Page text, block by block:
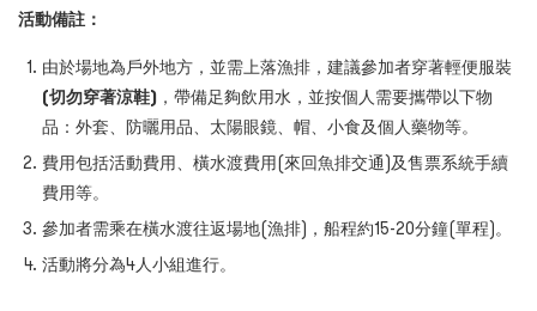
活動備註：
由於場地為戶外地方，並需上落漁排，建議參加者穿著輕便服裝
(切勿穿著涼鞋) ，帶備足夠飲用水，並按個人需要攜帶以下物
品：外套、防曬用品、太陽眼鏡、帽、小食及個人藥物等。
費用包括活動費用、橫水渡費用(來回魚排交通)及售票系統手續
費用等。
參加者需乘在橫水渡往返場地(漁排)，船程約15-20分鐘(單程)。
活動將分為4人小組進行。